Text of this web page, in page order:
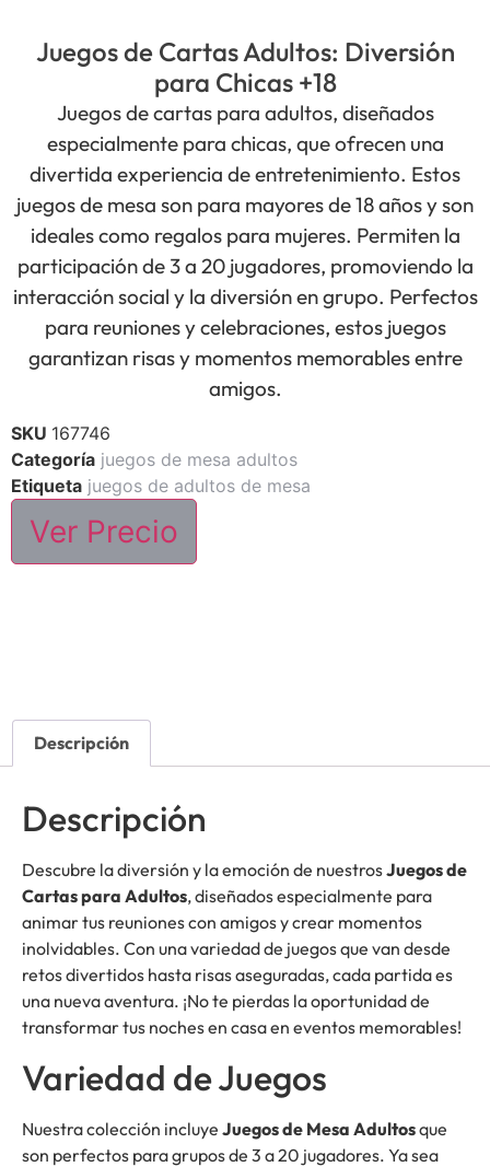
Juegos de Cartas Adultos: Diversión
para Chicas +18
Juegos de cartas para adultos, diseñados
especialmente para chicas, que ofrecen una
divertida experiencia de entretenimiento. Estos
juegos de mesa son para mayores de 18 años y son
ideales como regalos para mujeres. Permiten la
participación de 3 a 20 jugadores, promoviendo la
interacción social y la diversión en grupo. Perfectos
para reuniones y celebraciones, estos juegos
garantizan risas y momentos memorables entre
amigos.
SKU 167746
Categoría juegos de mesa adultos
Etiqueta juegos de adultos de mesa
Ver Precio
Descripción
Descripción
Descubre la diversión y la emoción de nuestrosJuegos de
Cartas para Adultos, diseñados especialmente para
animar tus reuniones con amigos y crear momentos
inolvidables. Con una variedad de juegos que van desde
retos divertidos hasta risas aseguradas, cada partida es
una nueva aventura. ¡No te pierdas la oportunidad de
transformar tus noches en casa en eventos memorables!
Variedad de Juegos
Nuestra colección incluye Juegos de Mesa Adultosque
son perfectos para grupos de 3 a 20 jugadores. Ya sea